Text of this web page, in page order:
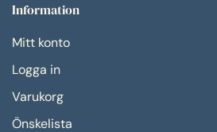
Information
Mitt konto
Logga in
Varukorg
Önskelista